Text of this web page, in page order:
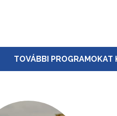
TOVÁBBI PROGRAMOKAT